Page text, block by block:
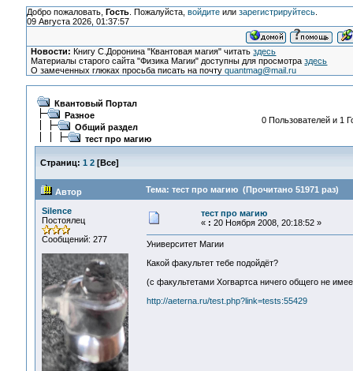
Добро пожаловать, Гость. Пожалуйста, войдитеили зарегистрируйтесь.
09 Августа 2026, 01:37:57
Новости: Книгу С.Доронина "Квантовая магия" читатьздесь
Материалы старого сайта "Физика Магии" доступны для просмотраздесь
О замеченных глюках просьба писать на почтуquantmag@mail.ru
Квантовый Портал
Разное
Общий раздел
тест про магию
0 Пользователей и 1
Страниц: 1 2[Все]
Автор Тема: тест про магию (Прочитано 51971 раз)
Silence
Постоялец
Сообщений: 277
тест про магию
« : 20 Ноября 2008, 20:18:52 »
Университет Магии
Какой факультет тебе подойдёт?
(с факультетами Хогвартса ничего общего не
http://aeterna.ru/test.php?link=tests:55429